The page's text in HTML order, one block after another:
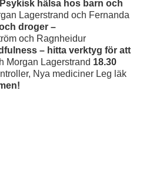
hälsa hos barn och
Lagerstrand och Fernanda
droger –
och Ragnheidur
– hitta verktyg för att
Morgan Lagerstrand 18.30
Nya mediciner Leg läk